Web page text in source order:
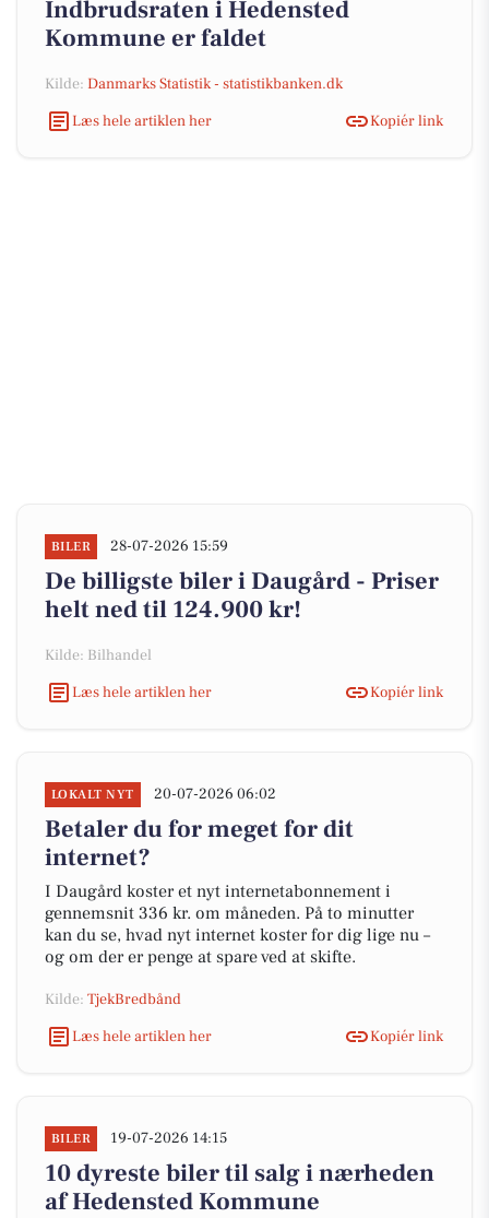
Indbrudsraten i Hedensted
Kommune er faldet
Kilde: Danmarks Statistik - statistikbanken.dk
Læs hele artiklen her
Kopiér link
BILER 28-07-2026 15:59
De billigste biler i Daugård - Priser
helt ned til 124.900 kr!
Kilde: Bilhandel
Læs hele artiklen her
Kopiér link
LOKALT NYT 20-07-2026 06:02
Betaler du for meget for dit
internet?
I Daugård koster et nyt internetabonnement i
gennemsnit 336 kr. om måneden. På to minutter
kan du se, hvad nyt internet koster for dig lige nu –
og om der er penge at spare ved at skifte.
Kilde: TjekBredbånd
Læs hele artiklen her
Kopiér link
BILER 19-07-2026 14:15
10 dyreste biler til salg i nærheden
af Hedensted Kommune